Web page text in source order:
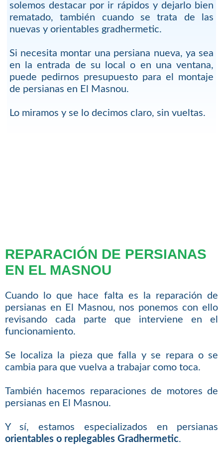
solemos destacar por ir rápidos y dejarlo bien
rematado, también cuando se trata de las
nuevas y orientables gradhermetic.
Si necesita montar una persiana nueva, ya sea
en la entrada de su local o en una ventana,
puede pedirnos presupuesto para el montaje
de persianas en El Masnou.
Lo miramos y se lo decimos claro, sin vueltas.
REPARACIÓN DE PERSIANAS
EN EL MASNOU
Cuando lo que hace falta es la reparación de
persianas en El Masnou, nos ponemos con ello
revisando cada parte que interviene en el
funcionamiento.
Se localiza la pieza que falla y se repara o se
cambia para que vuelva a trabajar como toca.
También hacemos reparaciones de motores de
persianas en El Masnou.
Y sí, estamos especializados en persianas
orientables o replegables Gradhermetic.